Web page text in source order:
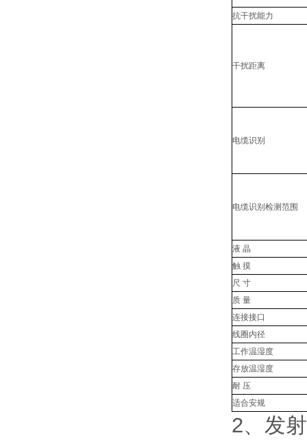
抗干扰能力
干扰距离
电缆识别
电缆识别检测范围
液 晶
触 摸
尺 寸
质 量
连接接口
线圈内径
工作温湿度
存放温湿度
耐 压
适合安规
2、发